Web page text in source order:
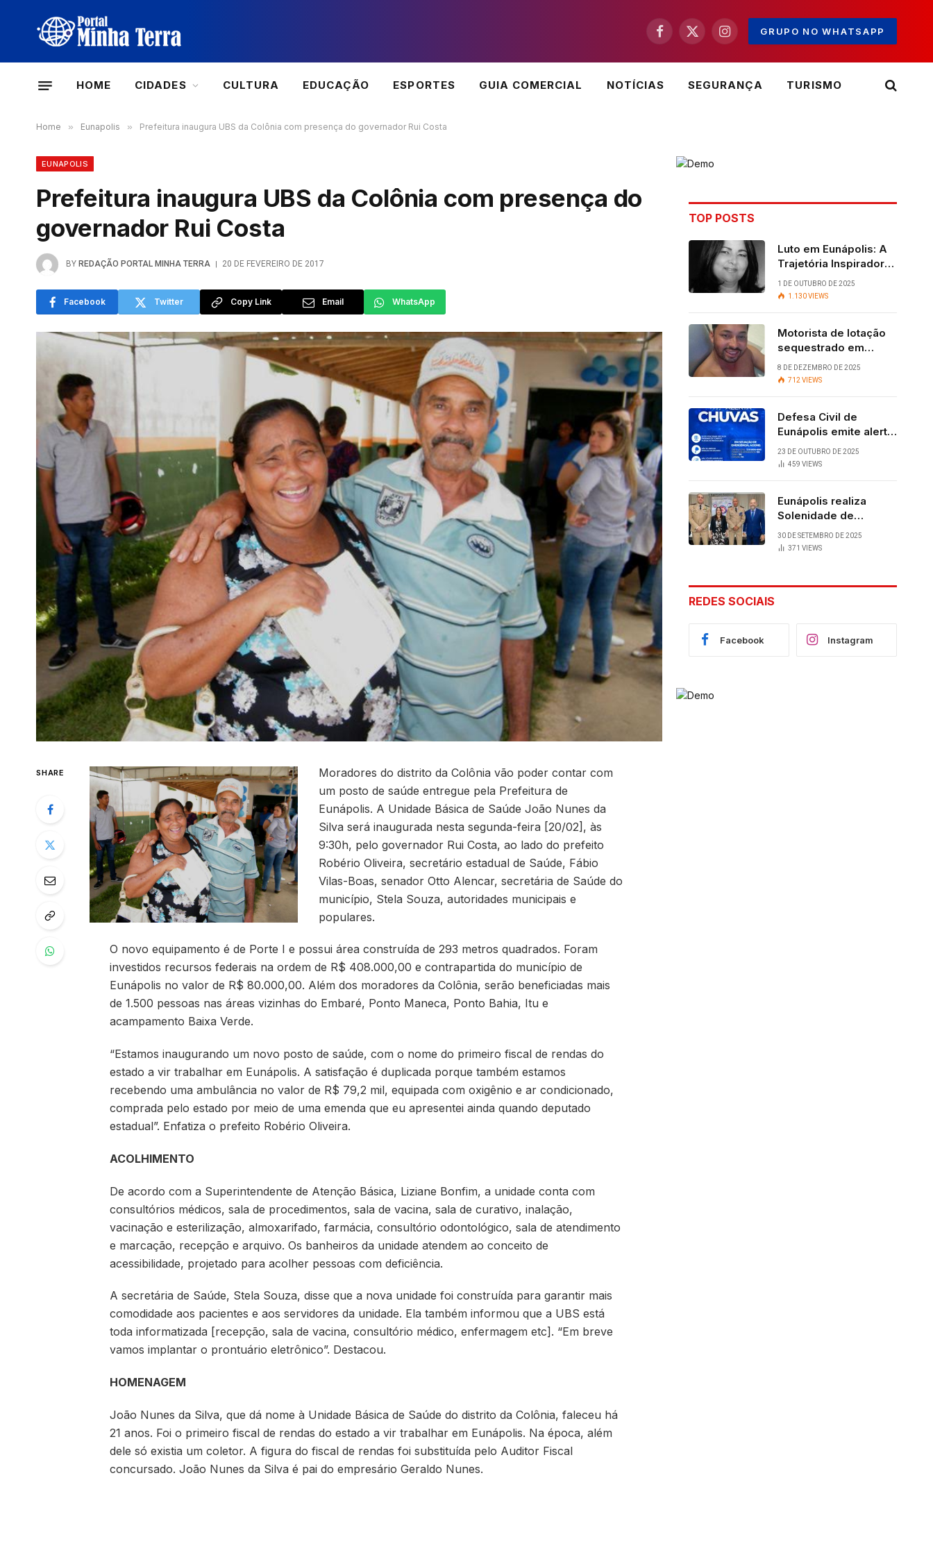
Facebook
X
Instagram
GRUPO NO WHATSAPP
HOME CIDADES CULTURA EDUCAÇÃO ESPORTES GUIA COMERCIAL NOTÍCIAS SEGURANÇA TURISMO
Home » Eunapolis » Prefeitura inaugura UBS da Colônia com presença do governador Rui Costa
EUNAPOLIS
Prefeitura inaugura UBS da Colônia com presença do
governador Rui Costa
BY REDAÇÃO PORTAL MINHA TERRA 20 DE FEVEREIRO DE 2017
Facebook Twitter Copy Link Email WhatsApp
SHARE
Moradores do distrito da Colônia vão poder contar com
um posto de saúde entregue pela Prefeitura de
Eunápolis. A Unidade Básica de Saúde João Nunes da
Silva será inaugurada nesta segunda-feira [20/02], às
9:30h, pelo governador Rui Costa, ao lado do prefeito
Robério Oliveira, secretário estadual de Saúde, Fábio
Vilas-Boas, senador Otto Alencar, secretária de Saúde do
município, Stela Souza, autoridades municipais e
populares.
O novo equipamento é de Porte I e possui área construída de 293 metros quadrados. Foram
investidos recursos federais na ordem de R$ 408.000,00 e contrapartida do município de
Eunápolis no valor de R$ 80.000,00. Além dos moradores da Colônia, serão beneficiadas mais
de 1.500 pessoas nas áreas vizinhas do Embaré, Ponto Maneca, Ponto Bahia, Itu e
acampamento Baixa Verde.
“Estamos inaugurando um novo posto de saúde, com o nome do primeiro fiscal de rendas do
estado a vir trabalhar em Eunápolis. A satisfação é duplicada porque também estamos
recebendo uma ambulância no valor de R$ 79,2 mil, equipada com oxigênio e ar condicionado,
comprada pelo estado por meio de uma emenda que eu apresentei ainda quando deputado
estadual”. Enfatiza o prefeito Robério Oliveira.
ACOLHIMENTO
De acordo com a Superintendente de Atenção Básica, Liziane Bonfim, a unidade conta com
consultórios médicos, sala de procedimentos, sala de vacina, sala de curativo, inalação,
vacinação e esterilização, almoxarifado, farmácia, consultório odontológico, sala de atendimento
e marcação, recepção e arquivo. Os banheiros da unidade atendem ao conceito de
acessibilidade, projetado para acolher pessoas com deficiência.
A secretária de Saúde, Stela Souza, disse que a nova unidade foi construída para garantir mais
comodidade aos pacientes e aos servidores da unidade. Ela também informou que a UBS está
toda informatizada [recepção, sala de vacina, consultório médico, enfermagem etc]. “Em breve
vamos implantar o prontuário eletrônico”. Destacou.
HOMENAGEM
João Nunes da Silva, que dá nome à Unidade Básica de Saúde do distrito da Colônia, faleceu há
21 anos. Foi o primeiro fiscal de rendas do estado a vir trabalhar em Eunápolis. Na época, além
dele só existia um coletor. A figura do fiscal de rendas foi substituída pelo Auditor Fiscal
concursado. João Nunes da Silva é pai do empresário Geraldo Nunes.
TOP POSTS
Luto em Eunápolis: A
Trajetória Inspiradora
da ex-vereadora Ruth
Contadora
1 DE OUTUBRO DE 2025
1.130VIEWS
Motorista de lotação
sequestrado em
Eunápolis é
encontrado com vida
8 DE DEZEMBRO DE 2025
712 VIEWS
Defesa Civil de
Eunápolis emite alerta
para chuvas
23 DE OUTUBRO DE 2025
459 VIEWS
Eunápolis realiza
Solenidade de
Assunção do 28º
BPM, conquista
Cláudia e Robério
30 DE SETEMBRO DE 2025
371 VIEWS
REDES SOCIAIS
Facebook Instagram